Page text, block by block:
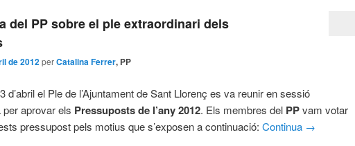
del PP sobre el ple extraordinari dels
de 2012perCatalina Ferrer, PP
d’abril el Ple de l’Ajuntament de Sant Llorenç es va reunir en sessió
aprovar els Pressuposts de l’any 2012. Els membres del PPvam votar
pressupost pels motius que s’exposen a continuació:Continua →